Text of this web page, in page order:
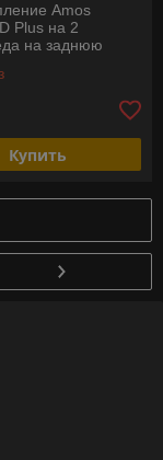
Amos
Plus на 2
на заднюю
Купить